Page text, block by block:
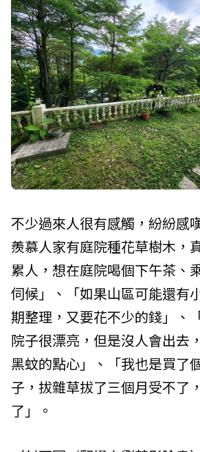
不少過來人很有感觸，紛紛感
羨慕人家有庭院種花草樹木，
累人，想在庭院喝個下午茶、
伺候」、「如果山區可能還有
期整理，又要花不少的錢」、
院子很漂亮，但是沒人會出去
黑蚊的點心」、「我也是買了
子，拔雜草拔了三個月受不了
了」。